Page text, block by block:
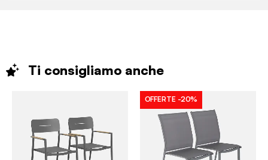
Ti consigliamo anche
OFFERTE -20%